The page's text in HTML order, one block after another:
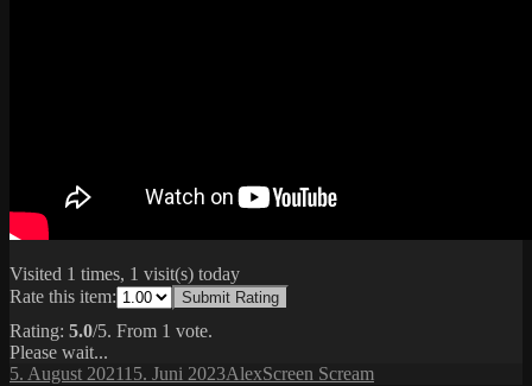
Visited 1 times, 1 visit(s) today
Rate this item:
Submit Rating
Rating: 5.0/5. From 1 vote.
Please wait...
Veröffentlicht
5. August 202115. Juni 2023Autor
AlexKategorien
Screen Scream